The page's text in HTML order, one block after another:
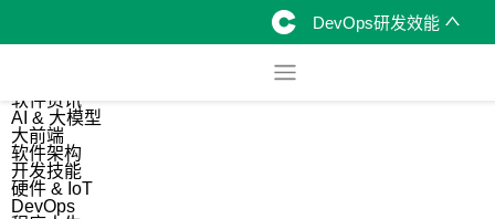
DevOps研发效能
软件资讯
AI & 大模型
大前端
软件架构
开发技能
硬件 & IoT
DevOps